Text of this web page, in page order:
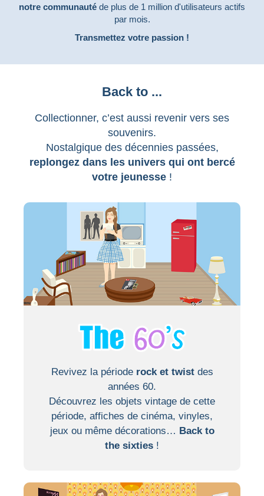
notre communauté de plus de 1 million d'utilisateurs actifs
par mois.
Transmettez votre passion !
Back to ...
Collectionner, c’est aussi revenir vers ses
souvenirs.
Nostalgique des décennies passées,
replongez dans les univers qui ont bercé
votre jeunesse !
Revivez la période rock et twistdes
années 60.
Découvrez les objets vintage de cette
période, affiches de cinéma, vinyles,
jeux ou même décorations… Back to
the sixties !